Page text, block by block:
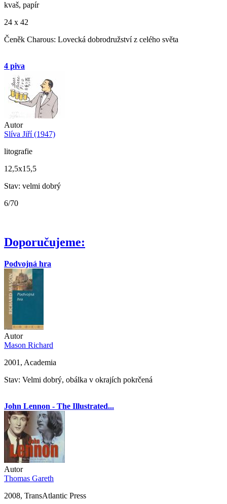
kvaš, papír
24 x 42
Čeněk Charous: Lovecká dobrodružství z celého světa
4 piva
Autor
Slíva Jiří (1947)
litografie
12,5x15,5
Stav: velmi dobrý
6/70
Doporučujeme:
Podvojná hra
Autor
Mason Richard
2001, Academia
Stav: Velmi dobrý, obálka v okrajích pokrčená
John Lennon - The Illustrated...
Autor
Thomas Gareth
2008, TransAtlantic Press